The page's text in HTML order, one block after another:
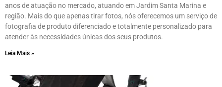
anos de atuação no mercado, atuando em Jardim Santa Marina e
região. Mais do que apenas tirar fotos, nós oferecemos um serviço de
fotografia de produto diferenciado e totalmente personalizado para
atender às necessidades únicas dos seus produtos.
Leia Mais »